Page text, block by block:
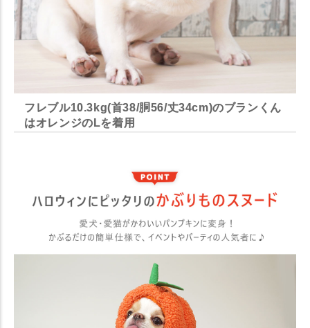
フレブル10.3kg(首38/胴56/丈34cm)のブランくん
はオレンジのLを着用